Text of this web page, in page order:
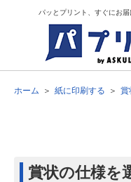
パッとプリント、すぐにお届
ホーム 紙に印刷する 賞
賞状の仕様を